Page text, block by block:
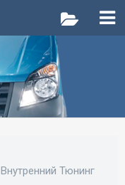
Внутренний Тюнинг